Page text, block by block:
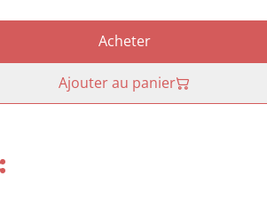
Acheter
Ajouter au panier